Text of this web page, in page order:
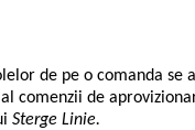
de pe o comanda se
comenzii de
Sterge Linie.